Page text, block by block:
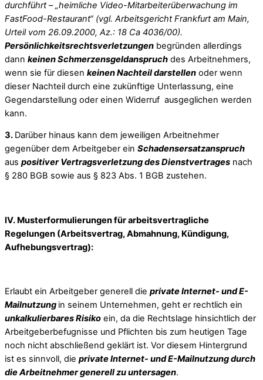
durchführt – „heimliche Video-Mitarbeiterüberwachung im
FastFood-Restaurant“ (vgl. Arbeitsgericht Frankfurt am Main,
Urteil vom 26.09.2000, Az.: 18 Ca 4036/00).
Persönlichkeitsrechtsverletzungen begründen allerdings
dann keinen Schmerzensgeldanspruch des Arbeitnehmers,
wenn sie für diesen keinen Nachteil darstellen oder wenn
dieser Nachteil durch eine zukünftige Unterlassung, eine
Gegendarstellung oder einen Widerruf ausgeglichen werden
kann.
3. Darüber hinaus kann dem jeweiligen Arbeitnehmer
gegenüber dem Arbeitgeber ein Schadensersatzanspruch
aus positiver Vertragsverletzung des Dienstvertrages nach
§ 280 BGB sowie aus § 823 Abs. 1 BGB zustehen.
IV. Musterformulierungen für arbeitsvertragliche
Regelungen (Arbeitsvertrag, Abmahnung, Kündigung,
Aufhebungsvertrag):
Erlaubt ein Arbeitgeber generell die private Internet- und E-
Mailnutzung in seinem Unternehmen, geht er rechtlich ein
unkalkulierbares Risiko ein, da die Rechtslage hinsichtlich der
Arbeitgeberbefugnisse und Pflichten bis zum heutigen Tage
noch nicht abschließend geklärt ist. Vor diesem Hintergrund
ist es sinnvoll, die private Internet- und E-Mailnutzung durch
die Arbeitnehmer generell zu untersagen.